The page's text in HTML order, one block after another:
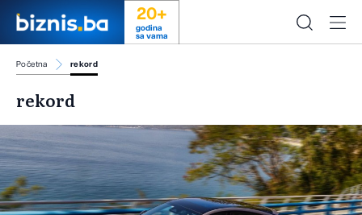
20+
godina
sa vama
Početna rekord
rekord